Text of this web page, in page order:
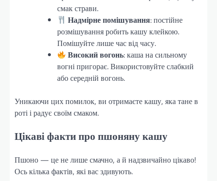
смак страви.
Надмірне помішування: постійне
розмішування робить кашу клейкою.
Помішуйте лише час від часу.
Високий вогонь: каша на сильному
вогні пригорає. Використовуйте слабкий
або середній вогонь.
Уникаючи цих помилок, ви отримаєте кашу, яка тане в
роті і радує своїм смаком.
Цікаві факти про пшоняну кашу
Пшоно — це не лише смачно, а й надзвичайно цікаво!
Ось кілька фактів, які вас здивують.